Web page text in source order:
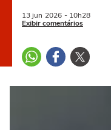
13 jun 2026 - 10h28
Exibir comentários